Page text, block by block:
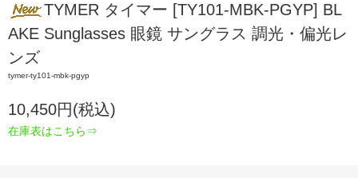
TYMER タイマー [TY101-MBK-PGYP] BL
AKE Sunglasses 眼鏡 サングラス 調光・偏光レ
ンズ
tymer-ty101-mbk-pgyp
10,450円(税込)
在庫表はこちら⇒